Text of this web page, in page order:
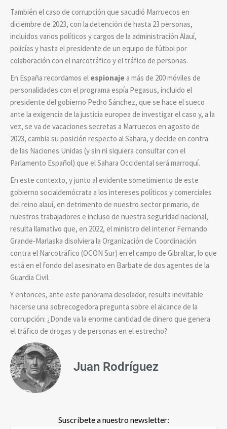
También el caso de corrupción que sacudió Marruecos en
diciembre de 2023, con la detención de hasta 23 personas,
incluidos varios políticos y cargos de la administración Alauí,
policías y hasta el presidente de un equipo de fútbol por
colaboración con el narcotráfico y el tráfico de personas.
En España recordamos el espionaje a más de 200 móviles de
personalidades con el programa espía Pegasus, incluido el
presidente del gobierno Pedro Sánchez, que se hace el sueco
ante la exigencia de la justicia europea de investigar el caso y, a la
vez, se va de vacaciones secretas a Marruecos en agosto de
2023, cambia su posición respecto al Sahara, y decide en contra
de las Naciones Unidas (y sin ni siquiera consultar con el
Parlamento Español) que el Sahara Occidental será marroquí.
En este contexto, y junto al evidente sometimiento de este
gobierno socialdemócrata a los intereses políticos y comerciales
del reino alauí, en detrimento de nuestro sector primario, de
nuestros trabajadores e incluso de nuestra seguridad nacional,
resulta llamativo que, en 2022, el ministro del interior Fernando
Grande-Marlaska disolviera la Organización de Coordinación
contra el Narcotráfico (OCON Sur) en el campo de Gibraltar, lo que
está en el fondo del asesinato en Barbate de dos agentes de la
Guardia Civil.
Y entonces, ante este panorama desolador, resulta inevitable
hacerse una sobrecogedora pregunta sobre el alcance de la
corrupción: ¿Donde va la enorme cantidad de dinero que genera
el tráfico de drogas y de personas en el estrecho?
Juan Rodríguez
Suscríbete a nuestro newsletter: